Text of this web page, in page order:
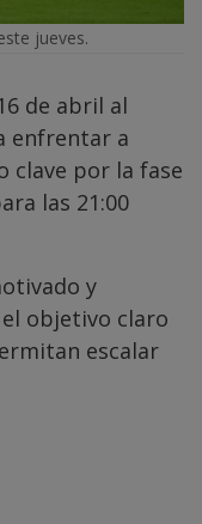
jueves.
de abril al
enfrentar a
clave por la fase
las 21:00
y
objetivo claro
escalar